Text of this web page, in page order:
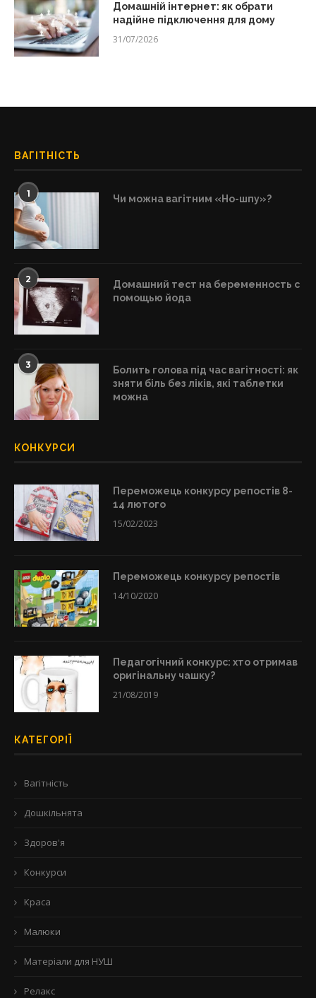
Домашній інтернет: як обрати
надійне підключення для дому
31/07/2026
ВАГІТНІСТЬ
1 Чи можна вагітним «Но-шпу»?
2
Домашний тест на беременность с
помощью йода
3
Болить голова під час вагітності: як
зняти біль без ліків, які таблетки
можна
КОНКУРСИ
Переможець конкурсу репостів 8-
14 лютого
15/02/2023
Переможець конкурсу репостів
14/10/2020
Педагогічний конкурс: хто отримав
оригінальну чашку?
21/08/2019
КАТЕГОРІЇ
Вагітність
Дошкільнята
Здоров'я
Конкурси
Краса
Малюки
Матеріали для НУШ
Релакс